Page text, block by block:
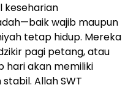
keseharian
wajib maupun
tetap hidup. Mereka
pagi petang, atau
hari akan memiliki
Allah SWT